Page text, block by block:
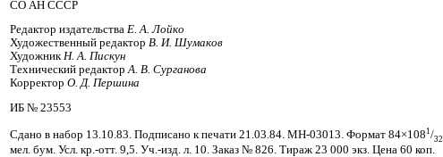
СО АН СССР
Редактор издательства Е. А. Лойко
Художественный редактор В. И. Шумаков
ХудожникН. А. Пискун
Технический редакторА. В. Сурганова
Корректор О. Д. Першина
ИБ № 23553
Сдано в набор 13.10.83. Подписано к печати 21.03.84. МН-03013. Формат 84×108 1/32
мел. бум. Усл. кр.-отт. 9,5. Уч.-изд. л. 10. Заказ № 826. Тираж 23 000 экз. Цена 60 коп.